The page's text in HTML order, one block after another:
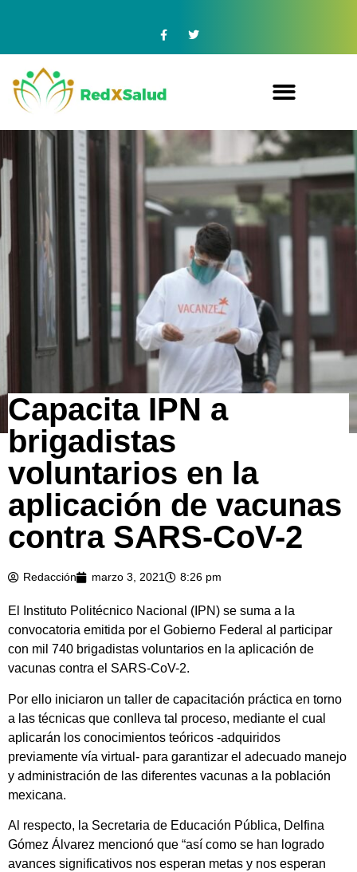
Capacita IPN a
brigadistas
voluntarios en la
aplicación de vacunas
contra SARS-CoV-2
Redacción marzo 3, 2021 8:26 pm
El Instituto Politécnico Nacional (IPN) se suma a la
convocatoria emitida por el Gobierno Federal al participar
con mil 740 brigadistas voluntarios en la aplicación de
vacunas contra el SARS-CoV-2.
Por ello iniciaron un taller de capacitación práctica en torno
a las técnicas que conlleva tal proceso, mediante el cual
aplicarán los conocimientos teóricos -adquiridos
previamente vía virtual- para garantizar el adecuado manejo
y administración de las diferentes vacunas a la población
mexicana.
Al respecto, la Secretaria de Educación Pública, Delfina
Gómez Álvarez mencionó que “así como se han logrado
avances significativos nos esperan metas y nos esperan